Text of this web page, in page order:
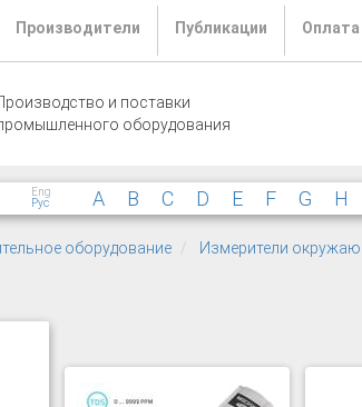
Производители Публикации Оплата
и поставки
оборудования
Eng
Рус
A B C D E F G H
оборудование Измерители